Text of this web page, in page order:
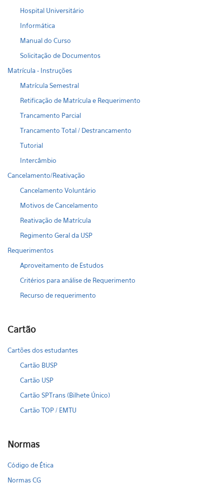
Hospital Universitário
Informática
Manual do Curso
Solicitação de Documentos
Matrícula - Instruções
Matrícula Semestral
Retificação de Matrícula e Requerimento
Trancamento Parcial
Trancamento Total / Destrancamento
Tutorial
Intercâmbio
Cancelamento/Reativação
Cancelamento Voluntário
Motivos de Cancelamento
Reativação de Matrícula
Regimento Geral da USP
Requerimentos
Aproveitamento de Estudos
Critérios para análise de Requerimento
Recurso de requerimento
Cartão
Cartões dos estudantes
Cartão BUSP
Cartão USP
Cartão SPTrans (Bilhete Único)
Cartão TOP / EMTU
Normas
Código de Ética
Normas CG